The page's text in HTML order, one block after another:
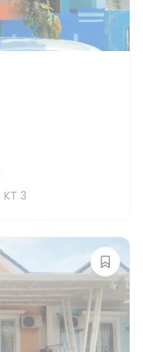
KT 3